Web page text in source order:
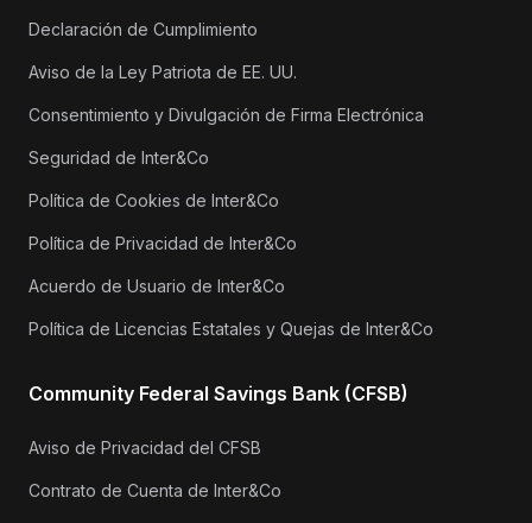
Declaración de Cumplimiento
Aviso de la Ley Patriota de EE. UU.
Consentimiento y Divulgación de Firma Electrónica
Seguridad de Inter&Co
Política de Cookies de Inter&Co
Política de Privacidad de Inter&Co
Acuerdo de Usuario de Inter&Co
Política de Licencias Estatales y Quejas de Inter&Co
Community Federal Savings Bank (CFSB)
Aviso de Privacidad del CFSB
Contrato de Cuenta de Inter&Co